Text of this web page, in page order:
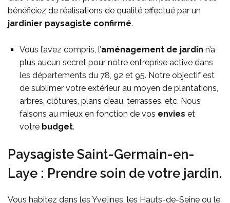
bénéficiez de réalisations de qualité effectué par un
jardinier paysagiste confirmé.
Vous l’avez compris, l’aménagement de jardin n’a
plus aucun secret pour notre entreprise active dans
les départements du 78, 92 et 95. Notre objectif est
de sublimer votre extérieur au moyen de plantations,
arbres, clôtures, plans d’eau, terrasses, etc. Nous
faisons au mieux en fonction de vos envieset
votre budget.
Paysagiste Saint-Germain-en-
Laye : Prendre soin de votre jardin.
Vous habitez dans les Yvelines, les Hauts-de-Seine ou le